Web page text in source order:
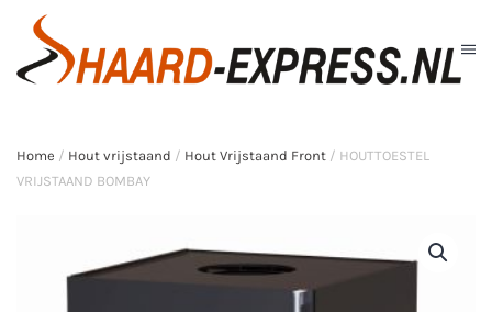
Skip to main content
Home / Hout vrijstaand / Hout Vrijstaand Front / HOUTTOESTEL
VRIJSTAAND BOMBAY